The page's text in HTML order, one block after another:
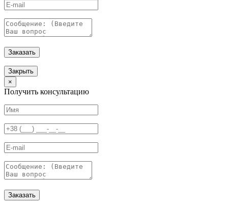
Заказать
Закрыть
×
Получить консультацию
Заказать